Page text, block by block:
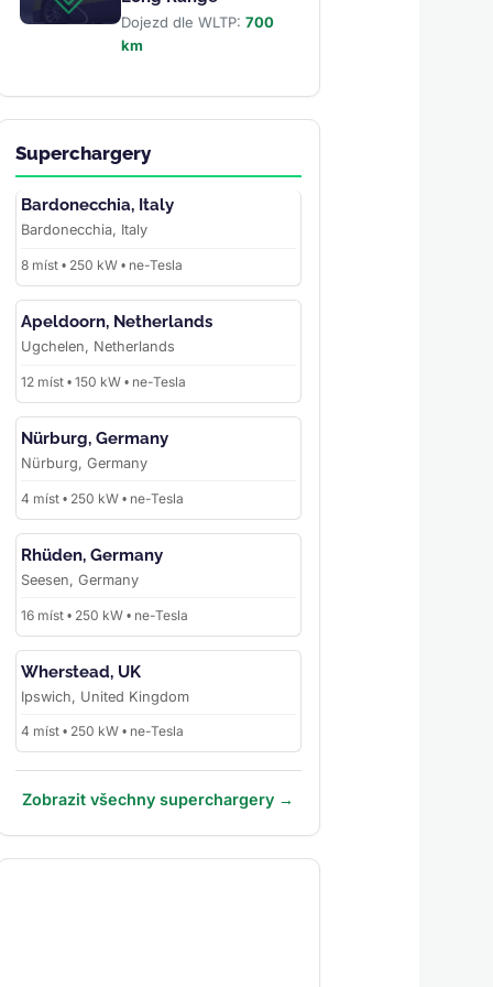
Dojezd dle WLTP: 700
km
Superchargery
Bardonecchia, Italy
Bardonecchia, Italy
8 míst • 250 kW • ne-Tesla
Apeldoorn, Netherlands
Ugchelen, Netherlands
12 míst • 150 kW • ne-Tesla
Nürburg, Germany
Nürburg, Germany
4 míst • 250 kW • ne-Tesla
Rhüden, Germany
Seesen, Germany
16 míst • 250 kW • ne-Tesla
Wherstead, UK
Ipswich, United Kingdom
4 míst • 250 kW • ne-Tesla
Zobrazit všechny superchargery →